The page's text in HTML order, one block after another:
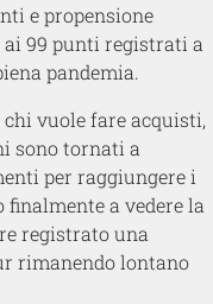
e propensione
ai 99 punti registrati a
pandemia.
chi vuole fare acquisti,
sono tornati a
per raggiungere i
finalmente a vedere la
registrato una
rimanendo lontano